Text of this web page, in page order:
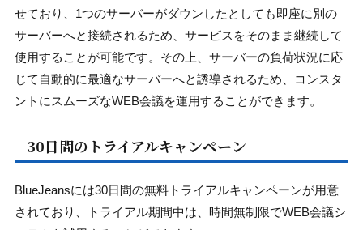
せており、1つのサーバーがダウンしたとしても即座に別の
サーバーへと接続されるため、サービスをそのまま継続して
使用することが可能です。その上、サーバーの負荷状況に応
じて自動的に最適なサーバーへと誘導されるため、コンスタ
ントにスムーズなWEB会議を運用することができます。
30日間のトライアルキャンペーン
BlueJeansには30日間の無料トライアルキャンペーンが用意
されており、トライアル期間中は、時間無制限でWEB会議シ